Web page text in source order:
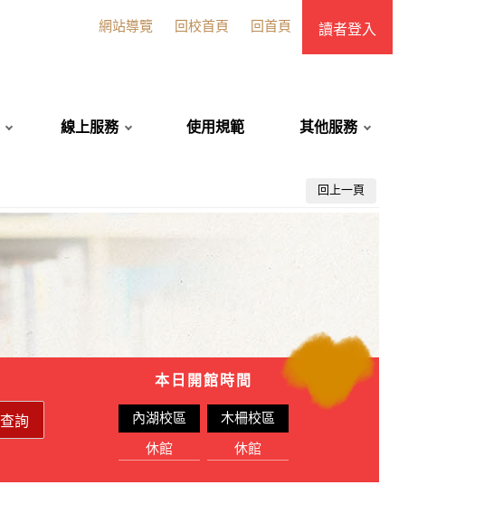
網站導覽 回校首頁 回首頁 讀者登入
線上服務 使用規範 其他服務
回上一頁
本日開館時間
內湖校區
休館
木柵校區
休館